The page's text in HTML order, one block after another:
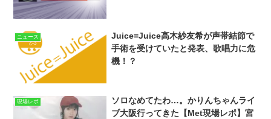
ニュース
Juice=Juice高木紗友希が声帯結節で
手術を受けていたと発表、歌唱力に危
機！？
現場レポ
ソロなめてたわ…。かりんちゃんライ
ブ大阪行ってきた【Met現場レポ】宮